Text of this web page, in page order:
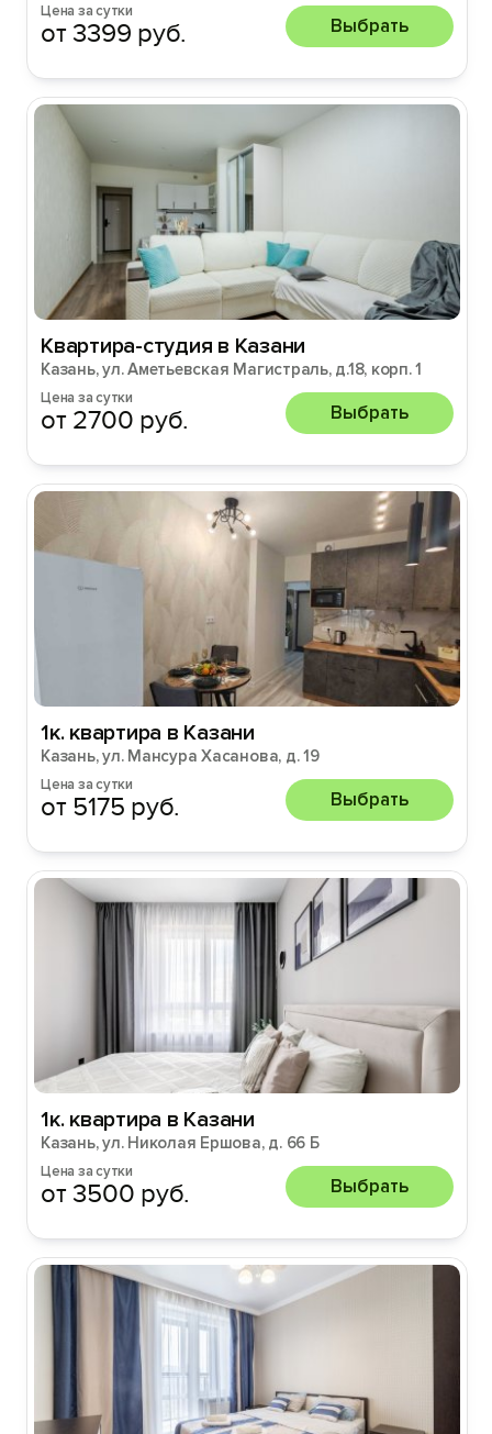
Цена за сутки
от 3399 руб. Выбрать
Квартира-студия в Казани
Казань, ул. Аметьевская Магистраль, д.18, корп. 1
Цена за сутки
от 2700 руб. Выбрать
1к. квартира в Казани
Казань, ул. Мансура Хасанова, д. 19
Цена за сутки
от 5175 руб. Выбрать
1к. квартира в Казани
Казань, ул. Николая Ершова, д. 66 Б
Цена за сутки
от 3500 руб. Выбрать